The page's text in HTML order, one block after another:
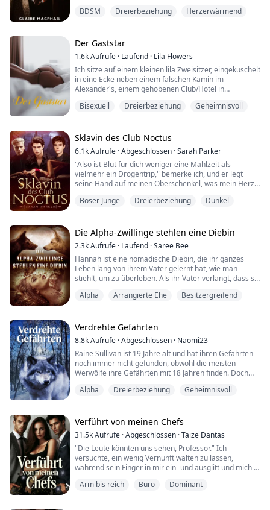
ich meine Hände sanft zu seinen Schultern und dann
"Ich habe nie aufgehört, dich zu wollen," flüsterte ich.
Ich bin Joselyn Carter, ...
BDSM Dreierbeziehung Herzerwärmend
Der Gaststar
1.6kAufrufe · Laufend · Lila Flowers
Ich sitze auf einem kleinen lila Zweisitzer, eingekuschelt
in eine Ecke neben einem falschen Kamin im
Alexander's, einem gehobenen Club/Hotel in
und italienische Lederabsätze. Und ich beobachte, wie
Ich hatte sie selbst ausgesucht...
„Sie“, sagte ich zu Zane...
Bisexuell Dreierbeziehung Geheimnisvoll
Sklavin des Club Noctus
6.1kAufrufe ·Abgeschlossen ·Sarah Parker
"Also ist Blut für dich weniger eine Mahlzeit als
vielmehr ein Drogentrip," bemerke ich, und er legt
seine Hand auf meinen Oberschenkel, was mein Herz
sich näher zu mir, sein Finger streicht an der Seite
meines Beins entlang, genau entlang der
Oberschenkelarterie. "Ich...
Böser Junge Dreierbeziehung Dunkel
Die Alpha-Zwillinge stehlen eine Diebin
2.3kAufrufe · Laufend ·Saree Bee
Hannah ist eine nomadische Diebin, die ihr ganzes
Leben lang von ihrem Vater gelernt hat, wie man
stiehlt, um zu überleben. Als ihr Vater verlangt, dass sie
zu sichern, fühlt sie sich hoffnungslos und gefangen, da
Ein schneller Schicksalswechsel führt sie zum
Nightwind-Rude...
Alpha Arrangierte Ehe Besitzergreifend
Verdrehte Gefährten
8.8kAufrufe ·Abgeschlossen · Naomi23
Raine Sullivan ist 19 Jahre alt und hat ihren Gefährten
noch immer nicht gefunden, obwohl die meisten
Werwölfe ihre Gefährten mit 18 Jahren finden. Doch
nicht nur einen, sondern gleich zwei Gefährten findet.
schlimmer machen.
Alpha Dreierbeziehung Geheimnisvoll
Verführt von meinen Chefs
31.5kAufrufe ·Abgeschlossen ·Taize Dantas
"Die Leute könnten uns sehen, Professor." Ich
versuchte, ein wenig Vernunft walten zu lassen,
während sein Finger in mir ein- und ausglitt und mich in
Arm bis reich Büro Dominant